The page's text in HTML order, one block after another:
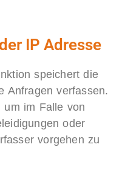
IP Adresse
speichert die
Anfragen verfassen.
um im Falle von
oder
vorgehen zu